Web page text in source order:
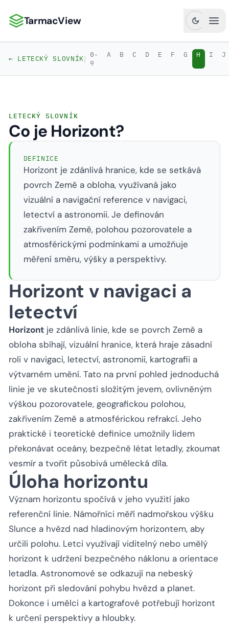
TarmacView: Precizní letecká analytika
TarmacView
← LETECKÝ SLOVNÍK| 0-
9
A B C D E F G H I J
LETECKÝ SLOVNÍK
Co je Horizont?
DEFINICE
Horizont je zdánlivá hranice, kde se setkává
povrch Země a obloha, využívaná jako
vizuální a navigační reference v navigaci,
letectví a astronomii. Je definován
zakřivením Země, polohou pozorovatele a
atmosférickými podmínkami a umožňuje
měření směru, výšky a perspektivy.
Horizont v navigaci a
letectví
Horizont je zdánlivá linie, kde se povrch Země a
obloha sbíhají, vizuální hranice, která hraje zásadní
roli v navigaci, letectví, astronomii, kartografii a
výtvarném umění. Tato na první pohled jednoduchá
linie je ve skutečnosti složitým jevem, ovlivněným
výškou pozorovatele, geografickou polohou,
zakřivením Země a atmosférickou refrakcí. Jeho
praktické i teoretické definice umožnily lidem
překonávat oceány, bezpečně létat letadly, zkoumat
vesmír a tvořit působivá umělecká díla.
Úloha horizontu
Význam horizontu spočívá v jeho využití jako
referenční linie. Námořníci měří nadmořskou výšku
Slunce a hvězd nad hladinovým horizontem, aby
určili polohu. Letci využívají viditelný nebo umělý
horizont k udržení bezpečného náklonu a orientace
letadla. Astronomové se odkazují na nebeský
horizont při sledování pohybu hvězd a planet.
Dokonce i umělci a kartografové potřebují horizont
k určení perspektivy a hloubky.